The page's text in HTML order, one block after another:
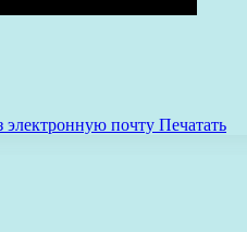
электронную почту Печатать